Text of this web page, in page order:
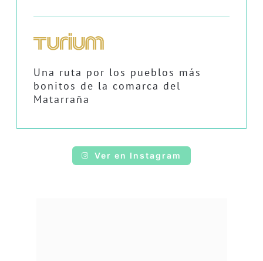
Una ruta por los pueblos más
bonitos de la comarca del
Matarraña
Ver en Instagram